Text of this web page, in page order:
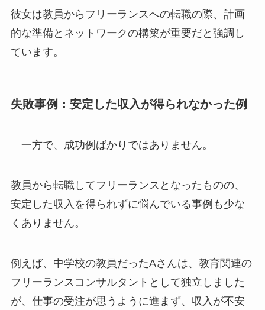
彼女は教員からフリーランスへの転職の際、計画
的な準備とネットワークの構築が重要だと強調し
ています。
失敗事例：安定した収入が得られなかった例
一方で、成功例ばかりではありません。
教員から転職してフリーランスとなったものの、
安定した収入を得られずに悩んでいる事例も少な
くありません。
例えば、中学校の教員だったAさんは、教育関連の
フリーランスコンサルタントとして独立しました
が、仕事の受注が思うように進まず、収入が不安